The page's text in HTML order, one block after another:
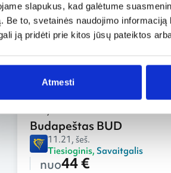
slapukus, kad galėtume
Be to, svetainės naudojimo
ją pridėti prie kitos jūsų pateiktos
Atmesti
Berlynas BER
Budapeštas BUD
Tiesioginis,Savaitgalis
44 €
Budapeštas BUD
11.21, šeš.
Tiesioginis, Savaitgalis
nuo44 €